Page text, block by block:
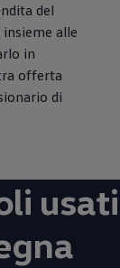
del
alle
in
offerta
di
usati